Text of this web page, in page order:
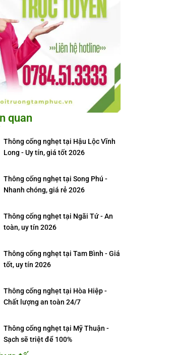
quan
Thông cống nghẹt tại Hậu Lộc Vĩnh
Long - Uy tín, giá tốt 2026
Thông cống nghẹt tại Song Phú -
Nhanh chóng, giá rẻ 2026
Thông cống nghẹt tại Ngãi Tứ - An
toàn, uy tín 2026
Thông cống nghẹt tại Tam Bình - Giá
tốt, uy tín 2026
Thông cống nghẹt tại Hòa Hiệp -
Chất lượng an toàn 24/7
Thông cống nghẹt tại Mỹ Thuận -
Sạch sẽ triệt để 100%